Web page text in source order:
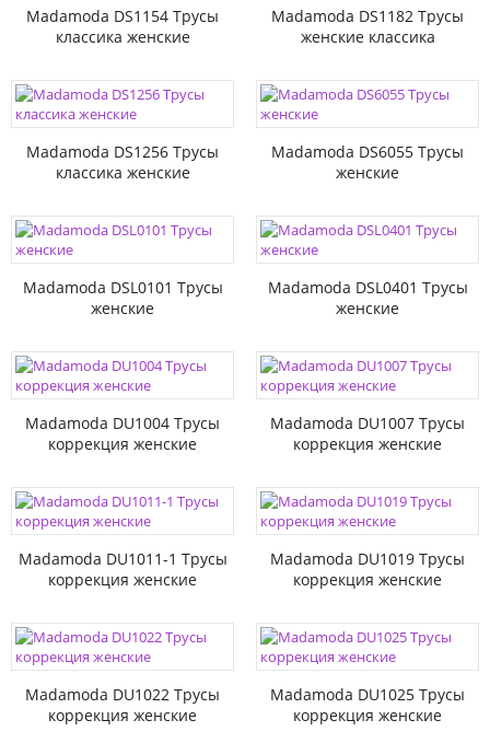
Madamoda DS1154 Трусы
классика женские
Madamoda DS1182 Трусы
женские классика
Madamoda DS1256 Трусы
классика женские
Madamoda DS6055 Трусы
женские
Madamoda DSL0101 Трусы
женские
Madamoda DSL0401 Трусы
женские
Madamoda DU1004 Трусы
коррекция женские
Madamoda DU1007 Трусы
коррекция женские
Madamoda DU1011-1 Трусы
коррекция женские
Madamoda DU1019 Трусы
коррекция женские
Madamoda DU1022 Трусы
коррекция женские
Madamoda DU1025 Трусы
коррекция женские